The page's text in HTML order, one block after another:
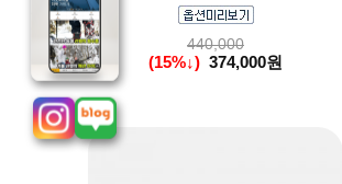
440,000
(15%↓) 374,000원